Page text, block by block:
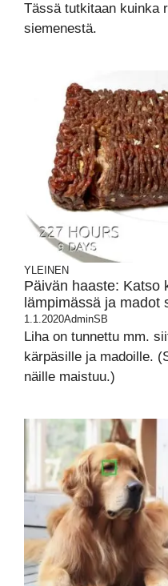
Tässä tutkitaan kuinka
siemenestä.
YLEINEN
Päivän haaste: Katso
lämpimässä ja madot
1.1.2020AdminSB
Liha on tunnettu mm.
kärpäsille ja madoille.
näille maistuu.)